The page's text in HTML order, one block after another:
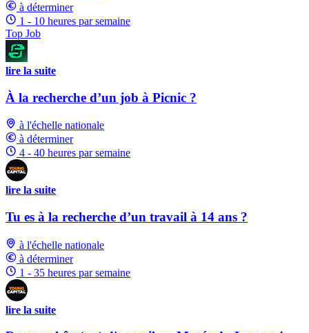
à déterminer
1 - 10 heures par semaine
Top Job
lire la suite
À la recherche d’un job à Picnic ?
à l'échelle nationale
à déterminer
4 - 40 heures par semaine
lire la suite
Tu es à la recherche d’un travail à 14 ans ?
à l'échelle nationale
à déterminer
1 - 35 heures par semaine
lire la suite